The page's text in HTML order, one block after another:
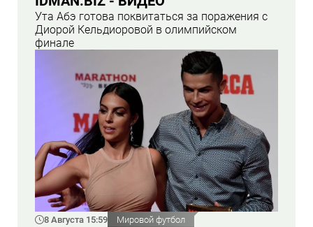
Ута Абэ готова поквитаться за поражения с
Диорой Кельдиоровой в олимпийском
финале
8 Августа 15:59 Мировой футбол